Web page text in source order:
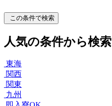
この条件で検索
人気の条件から検索
東海
関西
関東
九州